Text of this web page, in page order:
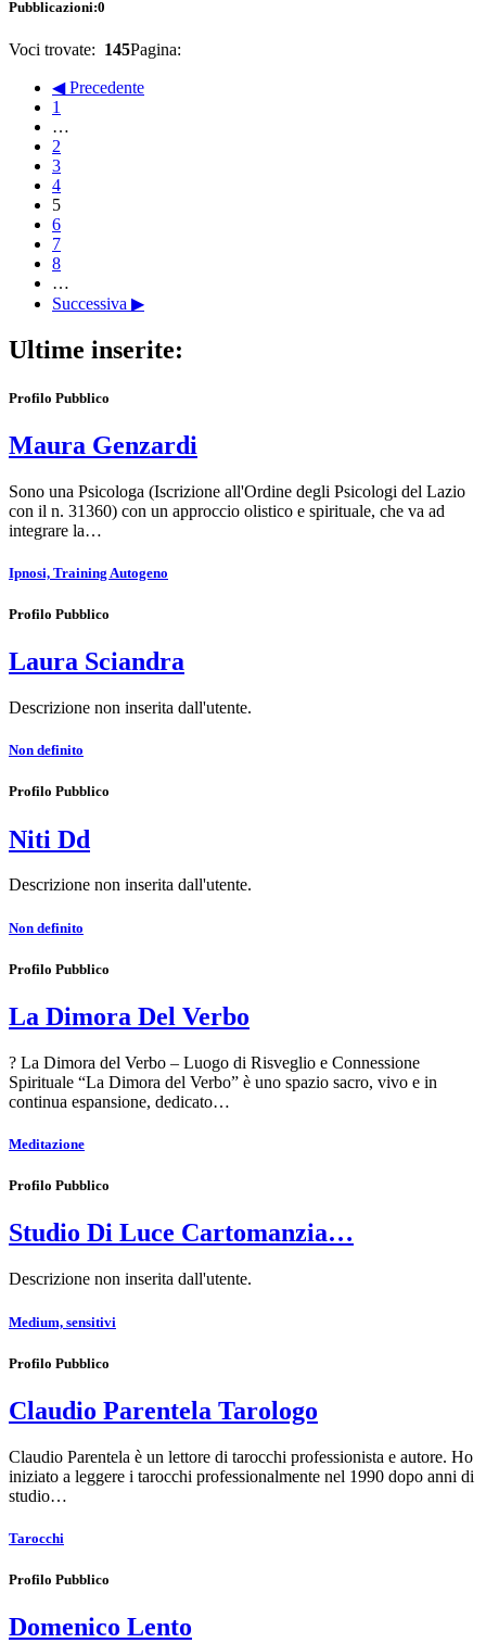
Pubblicazioni:0
Voci trovate: 145Pagina:
◀ Precedente
1
…
2
3
4
5
6
7
8
…
Successiva ▶
Ultime inserite:
Profilo Pubblico
Maura Genzardi
Sono una Psicologa (Iscrizione all'Ordine degli Psicologi del Lazio
con il n. 31360) con un approccio olistico e spirituale, che va ad
integrare la…
Ipnosi, Training Autogeno
Profilo Pubblico
Laura Sciandra
Descrizione non inserita dall'utente.
Non definito
Profilo Pubblico
Niti Dd
Descrizione non inserita dall'utente.
Non definito
Profilo Pubblico
La Dimora Del Verbo
? La Dimora del Verbo – Luogo di Risveglio e Connessione
Spirituale “La Dimora del Verbo” è uno spazio sacro, vivo e in
continua espansione, dedicato…
Meditazione
Profilo Pubblico
Studio Di Luce Cartomanzia…
Descrizione non inserita dall'utente.
Medium, sensitivi
Profilo Pubblico
Claudio Parentela Tarologo
Claudio Parentela è un lettore di tarocchi professionista e autore. Ho
iniziato a leggere i tarocchi professionalmente nel 1990 dopo anni di
studio…
Tarocchi
Profilo Pubblico
Domenico Lento